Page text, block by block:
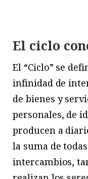
El ciclo
El “Ciclo” se
infinidad de
de bienes y
personales, de
producen a
la suma de
intercambios,